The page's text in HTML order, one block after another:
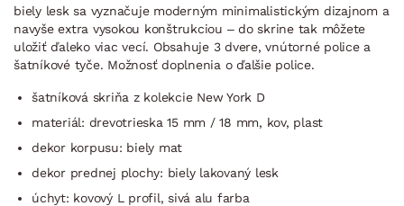
biely lesk sa vyznačuje moderným minimalistickým dizajnom a
navyše extra vysokou konštrukciou – do skrine tak môžete
uložiť ďaleko viac vecí. Obsahuje 3 dvere, vnútorné police a
šatníkové tyče. Možnosť doplnenia o ďalšie police.
šatníková skriňa z kolekcie New York D
materiál: drevotrieska 15 mm / 18 mm, kov, plast
dekor korpusu: biely mat
dekor prednej plochy: biely lakovaný lesk
úchyt: kovový L profil, sivá alu farba